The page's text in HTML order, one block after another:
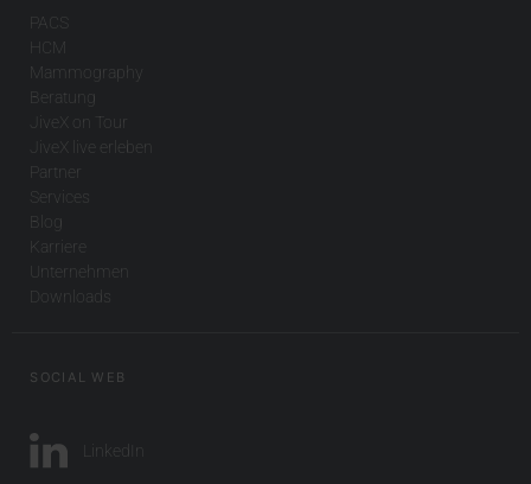
PACS
HCM
Mammography
Beratung
JiveX on Tour
JiveX live erleben
Partner
Services
Blog
Karriere
Unternehmen
Downloads
SOCIAL WEB
LinkedIn